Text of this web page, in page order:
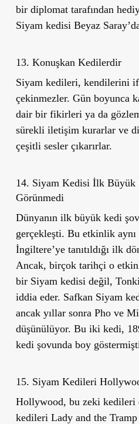
bir diplomat tarafından
Siyam kedisi Beyaz Saray’
13. Konuşkan Kedilerdir
Siyam kedileri, kendilerini
çekinmezler. Gün boyunca
dair bir fikirleri ya da
sürekli iletişim kurarlar ve
çeşitli sesler çıkarırlar.
14. Siyam Kedisi İlk Büyük
Görünmedi
Dünyanın ilk büyük kedi
gerçekleşti. Bu etkinlik aynı
İngiltere’ye tanıtıldığı ilk
Ancak, birçok tarihçi o
bir Siyam kedisi değil,
iddia eder. Safkan Siyam
ancak yıllar sonra Pho ve
düşünülüyor. Bu iki kedi,
kedi şovunda boy
15. Siyam Kedileri
Hollywood, bu zeki kedileri
kedileri Lady and the Tramp